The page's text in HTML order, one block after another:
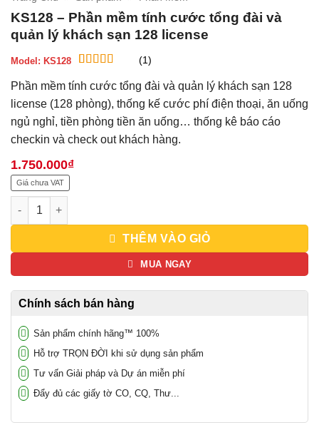
KS128 – Phần mềm tính cước tổng đài và
quản lý khách sạn 128 license
Model: KS128
trênđánh
giá
(1)
Phần mềm tính cước tổng đài và quản lý khách sạn 128
license (128 phòng), thống kế cước phí điện thoại, ăn uống
ngủ nghỉ, tiền phòng tiền ăn uống… thống kê báo cáo
checkin và check out khách hàng.
1.750.000₫
Giá chưa VAT
KS128 - Phần mềm tính cước tổng đài và quản lý khách sạn
THÊM VÀO GIỎ
MUA NGAY
Chính sách bán hàng
Sản phẩm chính hãng™ 100%
Hỗ trợ TRỌN ĐỜI khi sử dụng sản phẩm
Tư vấn Giải pháp và Dự án miễn phí
Đẩy đủ các giấy tờ CO, CQ, Thư...